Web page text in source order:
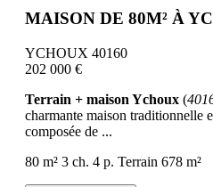
MAISON DE 80M² À
YCHOUX 40160
202 000 €
Terrain + maison Ychoux (
charmante maison traditionnelle
composée de ...
80 m² 3 ch. 4 p. Terrain 678 m²